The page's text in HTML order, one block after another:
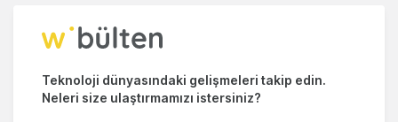
Teknoloji dünyasındaki gelişmeleri takip edin.
Neleri size ulaştırmamızı istersiniz?